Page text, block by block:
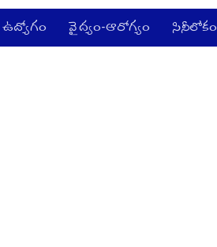
వైద్యం-ఆరోగ్యం సినీలోకం